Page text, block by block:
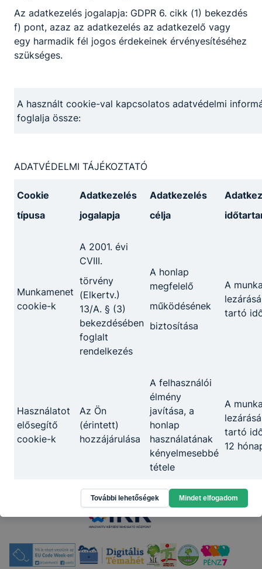
előkészíti a rendelőt és a beteget a
vizsgálatokra; közreműködik a vizsgálatok
és a beavatkozások során, önálló
részfeladatokat lát el; betegelőjegyzést,
betegirányítást végez;
eszközöket tisztán tartja.
A GYÓGYSZERTÁRI ASSZISZTENS
segíti a gyógyszerész munkáját a
önállóan kialakítja a gyógyszerformákat;
gyógyszertári ügyviteli és üzemviteli
részt vesz az áru átvételének előkészítési
folyamataiban;
gyógyszertári adminisztratív feladatokat
végez.
Partnereink
Az adatkezelés jogalapja: GDPR 6. cikk (1) bekezdés
f) pont, azaz az adatkezelés az adatkezelő vagy
egy harmadik fél jogos érdekeinek érvényesítéséhez
szükséges.
A használt cookie-val kapcsolatos adatvédelmi
foglalja össze:
ADATVÉDELMI TÁJÉKOZTATÓ
Cookie
típusa
Adatkezelés
jogalapja
Adatkezelés
célja
Munkamenet
cookie-k
A 2001. évi
CVIII.
törvény
(Elkertv.)
13/A. § (3)
bekezdésében
foglalt
rendelkezés
A honlap
megfelelő
működésének
biztosítása
A
tartó
Használatot
elősegítő
cookie-k
Az Ön
(érintett)
hozzájárulása
A felhasználói
élmény
javítása, a
honlap
használatának
kényelmesebbé
tétele
A
tartó
12
Google
(érintett)
Információ
oldalunk
kapcsolatban
2 év -
További lehetőségek Mindet elfogadom